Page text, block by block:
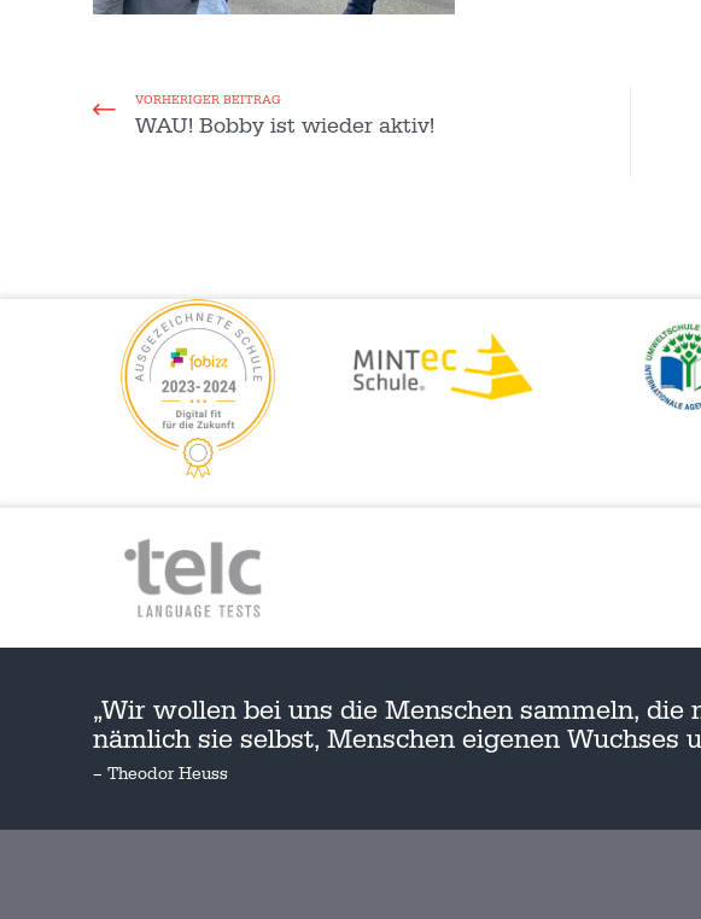
VORHERIGER BEITRAG
WAU! Bobby ist wieder aktiv!
„Wir wollen bei uns die Menschen sammeln,
nämlich sie selbst, Menschen eigenen Wuchses
– Theodor Heuss